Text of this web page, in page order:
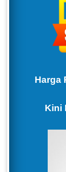
Harga
Kini